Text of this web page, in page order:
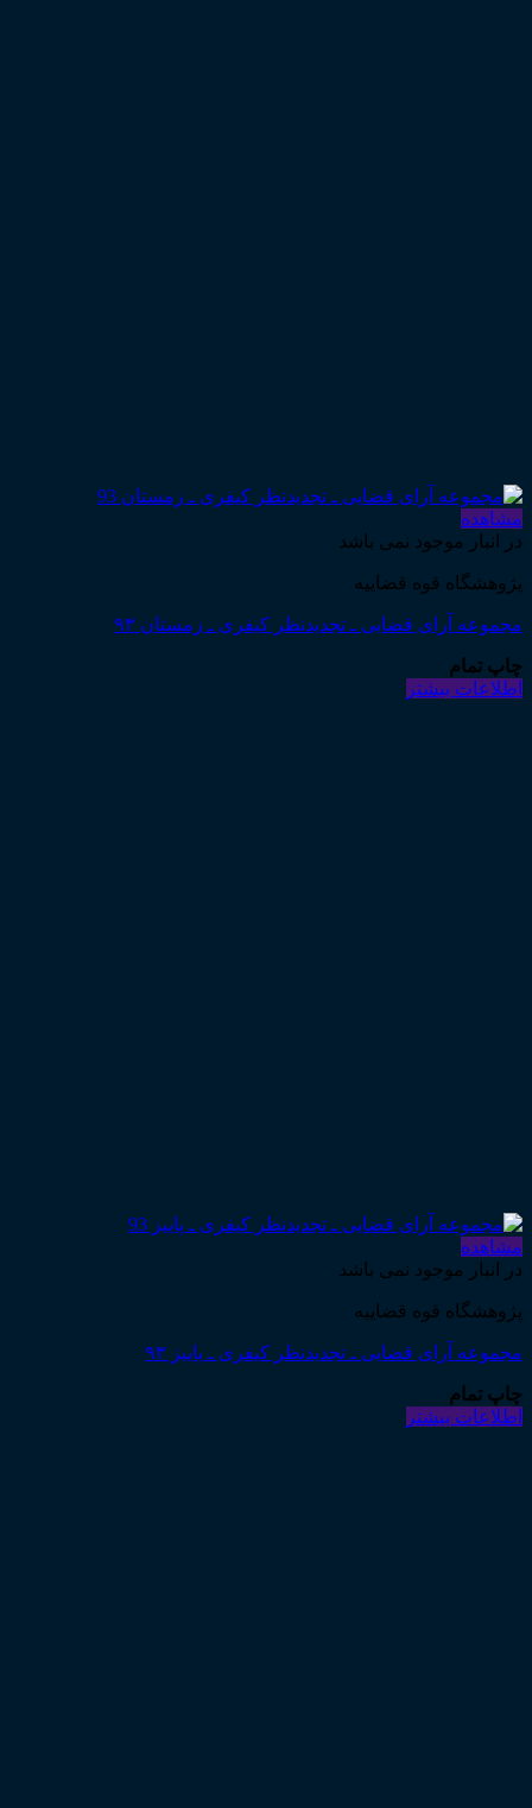
مشاهده
در انبار موجود نمی باشد
پژوهشگاه قوه قضاییه
مجموعه آرای قضایی ـ تجدیدنظر کیفری ـ زمستان ۹۳
چاپ تمام
اطلاعات بیشتر
مشاهده
در انبار موجود نمی باشد
پژوهشگاه قوه قضاییه
مجموعه آرای قضایی ـ تجدیدنظر کیفری ـ پاییز ۹۳
چاپ تمام
اطلاعات بیشتر